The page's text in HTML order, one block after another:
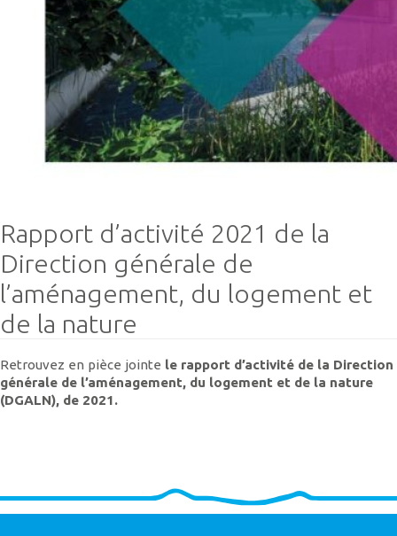
Rapport d’activité 2021 de la
Direction générale de
l’aménagement, du logement et
de la nature
Retrouvez en pièce jointe le rapport d’activité de la Direction
générale de l’aménagement, du logement et de la nature
(DGALN), de 2021.